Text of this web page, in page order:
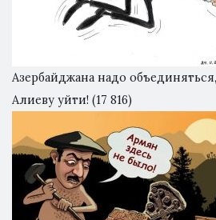
Азербайджана надо
Алиеву уйти! (17 816)